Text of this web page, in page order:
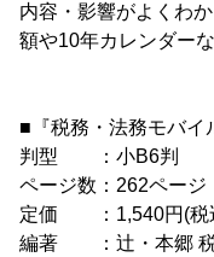
内容・影響がよくわ
額や10年カレンダー
■『税務・法務モバイ
判型 ：小B6判
ページ数：262ページ
定価 ：1,540円(税
編著 ：辻・本郷 税